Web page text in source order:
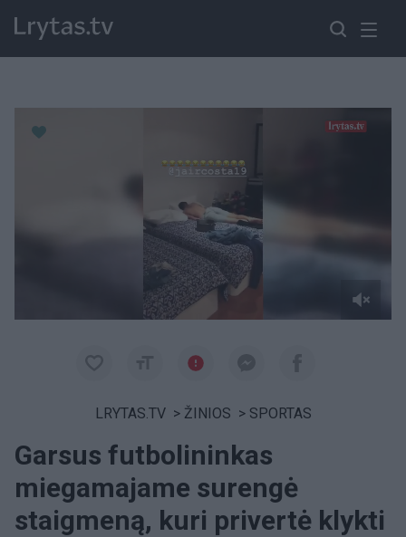
LRYTAS.TV > ŽINIOS > SPORTAS
Garsus futbolininkas
miegamajame surengė
staigmeną, kuri privertė klykti